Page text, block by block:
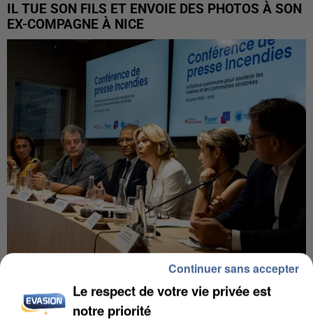
IL TUE SON FILS ET ENVOIE DES PHOTOS À SON
EX-COMPAGNE À NICE
INCENDIES : L’ÎLE-DE-FRANCE LANCE UN ÉLAN
DE SOLIDARITÉ AVEC LES...
Le respect de votre vie privée est
notre priorité
Continuer sans accepter